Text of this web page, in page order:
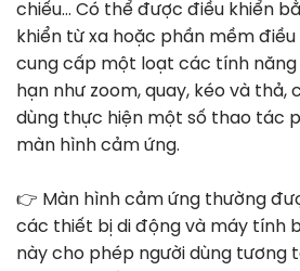
chiếu… Có thể được điều khiển
khiển từ xa hoặc phần mềm điều
cung cấp một loạt các tính
hạn như zoom, quay, kéo và thả,
dùng thực hiện một số thao tác
màn hình cảm ứng.
👉 Màn hình cảm ứng thường
các thiết bị di động và máy tính
này cho phép người dùng tương